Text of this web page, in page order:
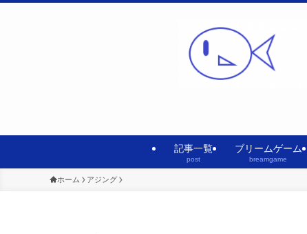
記事一覧
post
ブリームゲーム
breamgame
ホーム アジング